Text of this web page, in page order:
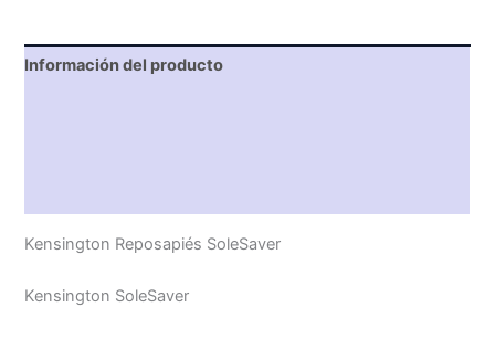
Información del producto
Kensington Reposapiés SoleSaver
Kensington SoleSaver